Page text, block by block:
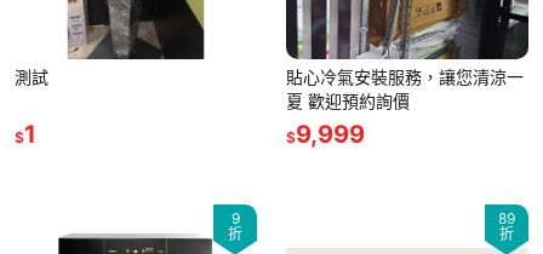
測試
$1
貼心冷氣安裝服務，讓您清涼一
夏 歡迎預約詢價
$9,999
9
折
89
折